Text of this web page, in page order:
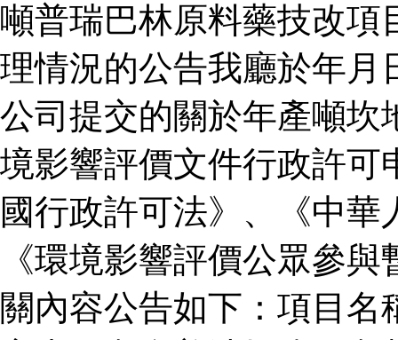
噸普瑞巴林原料藥技改項
理情況的公告我廳於年月
公司提交的關於年產噸坎
境影響評價文件行政許可
國行政許可法》、《中
《環境影響評價公眾參
關內容公告如下：項目